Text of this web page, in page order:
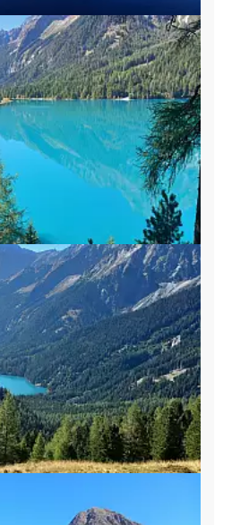
contenuti ed
dei social media e per
Condividiamo inoltre
cui utilizzi il nostro sito con i
di analisi dei dati web,
i quali potrebbero combinarle
hai fornito loro o che hanno
loro servizi.